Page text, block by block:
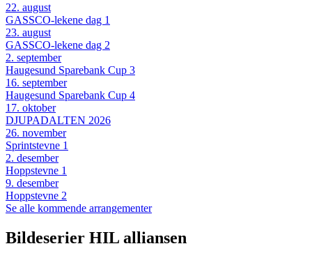
22. august
GASSCO-lekene dag 1
23. august
GASSCO-lekene dag 2
2. september
Haugesund Sparebank Cup 3
16. september
Haugesund Sparebank Cup 4
17. oktober
DJUPADALTEN 2026
26. november
Sprintstevne 1
2. desember
Hoppstevne 1
9. desember
Hoppstevne 2
Se alle kommende arrangementer
Bildeserier HIL alliansen